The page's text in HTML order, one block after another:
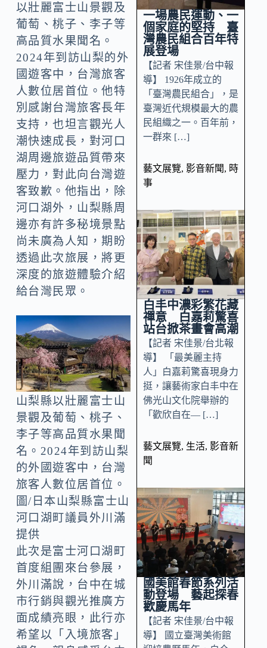
以壯麗富士山景觀及
葡萄、桃子、李子等
高品質水果聞名。
2024年到訪山梨的外
國遊客中，台灣旅客
人數位居首位。他特
別感謝台灣旅客長年
支持，也坦言觀光人
潮快速成長，對河口
湖周邊旅遊品質帶來
壓力，對此向台灣遊
客致歉。他指出，除
河口湖外，山梨縣周
邊亦有許多秘境景點
尚未廣為人知，期盼
透過此次旅展，將更
深度的旅遊體驗介紹
給台灣民眾。
山梨縣以壯麗富士山
景觀及葡萄、桃子、
李子等高品質水果聞
名。2024年到訪山梨
的外國遊客中，台灣
旅客人數位居首位。
圖/日本山梨縣富士山
河口湖町議員外川滿
提供
此次是富士河口湖町
首度組團來台參展，
外川滿說，台中在城
市行銷與觀光推廣方
面成績亮眼，此行亦
希望以「入境旅客」
一場農民運動、一
個家庭的堅持 臺
灣農民組合百年特
展登場
【記者 宋佳景/台中報
導】 1926年成立的
「臺灣農民組合」，是
臺灣近代規模最大的農
民組織之一。百年前，
一群來 […]
藝文展覽, 影音新聞, 時
事
白丰中濃彩繁花藏
禪意 白嘉莉驚喜
站台掀茶畫會高潮
【記者 宋佳景/台北報
導】 「最美麗主持
人」白嘉莉驚喜現身力
挺，讓藝術家白丰中在
佛光山文化院舉辦的
「歡欣自在— […]
藝文展覽, 生活, 影音新
聞
國美館春節系列活
動登場 藝起探春
歡慶馬年
【記者 宋佳景/台中報
導】 國立臺灣美術館